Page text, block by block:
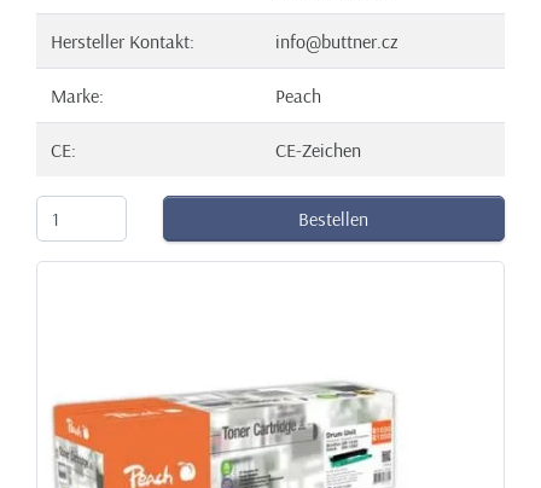
Hersteller Kontakt: info@buttner.cz
Marke: Peach
CE: CE-Zeichen
Bestellen